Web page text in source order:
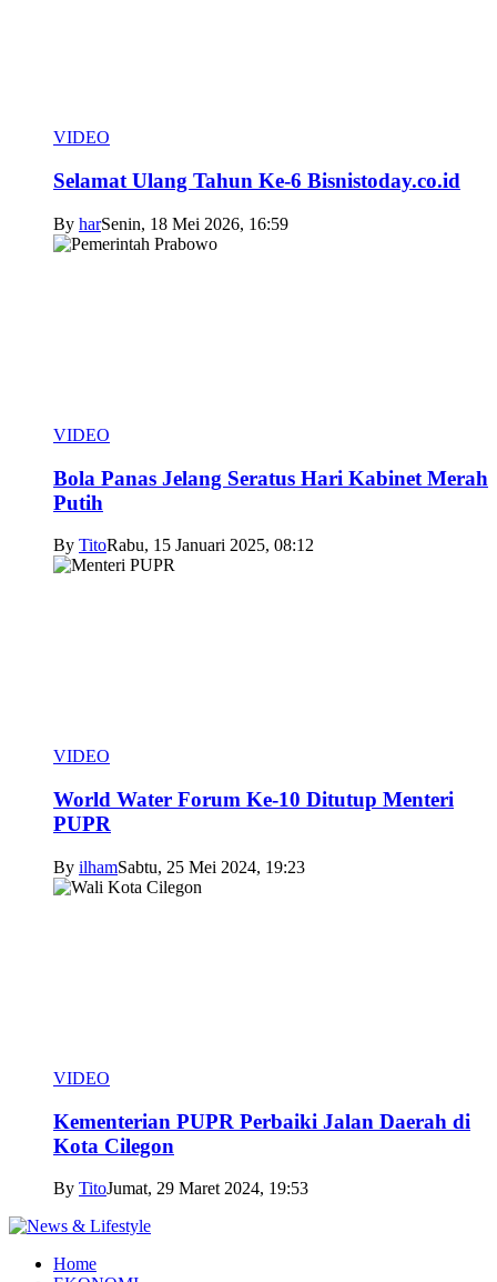
VIDEO
Selamat Ulang Tahun Ke-6 Bisnistoday.co.id
By harSenin, 18 Mei 2026, 16:59
VIDEO
Bola Panas Jelang Seratus Hari Kabinet Merah
Putih
By TitoRabu, 15 Januari 2025, 08:12
VIDEO
World Water Forum Ke-10 Ditutup Menteri
PUPR
By ilhamSabtu, 25 Mei 2024, 19:23
VIDEO
Kementerian PUPR Perbaiki Jalan Daerah di
Kota Cilegon
By TitoJumat, 29 Maret 2024, 19:53
Home